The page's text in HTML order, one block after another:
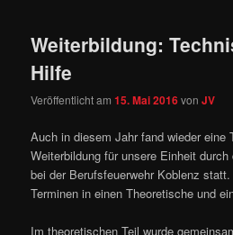
Weiterbildung:
Hilfe
Veröffentlicht am15. Mai 2016vonJV
Auch in diesem Jahr fand wieder eine
Weiterbildung für unsere Einheit
bei der Berufsfeuerwehr Koblenz
Terminen in einen Theoretische und
Im theoretischen Teil wurde